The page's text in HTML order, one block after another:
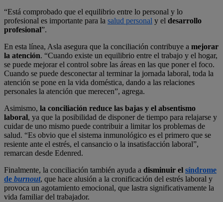
“Está comprobado que el equilibrio entre lo personal y lo
profesional es importante para la salud personal y el desarrollo
profesional”.
En esta línea, Asla asegura que la conciliación contribuye a mejorar
la atención. “Cuando existe un equilibrio entre el trabajo y el hogar,
se puede mejorar el control sobre las áreas en las que poner el foco.
Cuando se puede desconectar al terminar la jornada laboral, toda la
atención se pone en la vida doméstica, dando a las relaciones
personales la atención que merecen”, agrega.
Asimismo, la conciliación reduce las bajas y el absentismo
laboral, ya que la posibilidad de disponer de tiempo para relajarse y
cuidar de uno mismo puede contribuir a limitar los problemas de
salud. “Es obvio que el sistema inmunológico es el primero que se
resiente ante el estrés, el cansancio o la insatisfacción laboral”,
remarcan desde Edenred.
Finalmente, la conciliación también ayuda a disminuir el síndrome
de burnout, que hace alusión a la cronificación del estrés laboral y
provoca un agotamiento emocional, que lastra significativamente la
vida familiar del trabajador.